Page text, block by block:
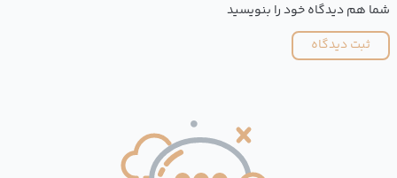
شما هم دیدگاه خود را بنویسید
ثبت دیدگاه